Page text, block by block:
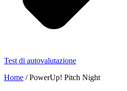
Test di autovalutazione
Home /PowerUp! Pitch Night